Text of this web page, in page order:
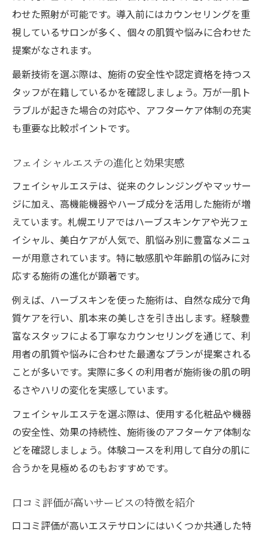
わせた照射が可能です。導入前にはカウンセリングを重
視しているサロンが多く、個々の肌質や悩みに合わせた
提案がなされます。
最新技術を選ぶ際は、施術の安全性や認定資格を持つス
タッフが在籍しているかを確認しましょう。万が一肌ト
ラブルが起きた場合の対応や、アフターケア体制の充実
も重要な比較ポイントです。
フェイシャルエステの進化と効果実感
フェイシャルエステは、従来のクレンジングやマッサー
ジに加え、高機能機器やハーブ成分を活用した施術が増
えています。札幌エリアではハーブスキンケアや光フェ
イシャル、美白ケアが人気で、肌悩み別に豊富なメニュ
ーが用意されています。特に敏感肌や年齢肌の悩みに対
応する施術の進化が顕著です。
例えば、ハーブスキンを使った施術は、自然な成分で角
質ケアを行い、肌本来の美しさを引き出します。経験豊
富なスタッフによる丁寧なカウンセリングを通じて、利
用者の肌質や悩みに合わせた最適なプランが提案される
ことが多いです。実際に多くの利用者が施術後の肌の明
るさやハリの変化を実感しています。
フェイシャルエステを選ぶ際は、使用する化粧品や機器
の安全性、効果の持続性、施術後のアフターケア体制な
どを確認しましょう。体験コースを利用して自分の肌に
合うかを見極めるのもおすすめです。
口コミ評価が高いサービスの特徴を紹介
口コミ評価が高いエステサロンにはいくつか共通した特